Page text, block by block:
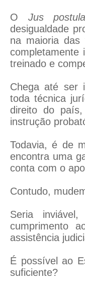
O Jus
desigualdade
na maioria das
completamente
treinado e
Chega até ser
toda técnica
direito do
instrução
Todavia, é de
encontra uma
conta com o
Contudo,
Seria
cumprimento
assistência
É possível ao
suficiente?